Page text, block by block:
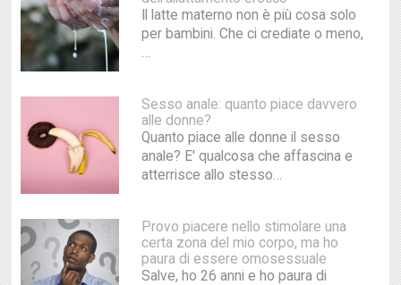
Il latte materno non è più cosa solo
per bambini. Che ci crediate o meno,
…
Sesso anale: quanto piace davvero
alle donne?
Quanto piace alle donne il sesso
anale? E' qualcosa che affascina e
atterrisce allo stesso…
Provo piacere nello stimolare una
certa zona del mio corpo, ma ho
paura di essere omosessuale
Salve, ho 26 anni e ho paura di